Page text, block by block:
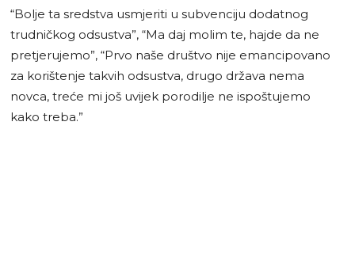
“Bolje ta sredstva usmjeriti u subvenciju dodatnog
trudničkog odsustva”, “Ma daj molim te, hajde da ne
pretjerujemo”, “Prvo naše društvo nije emancipovano
za korištenje takvih odsustva, drugo država nema
novca, treće mi još uvijek porodilje ne ispoštujemo
kako treba.”